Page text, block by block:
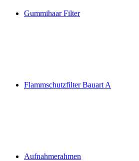
Gummihaar Filter
Flammschutzfilter Bauart A
Aufnahmerahmen